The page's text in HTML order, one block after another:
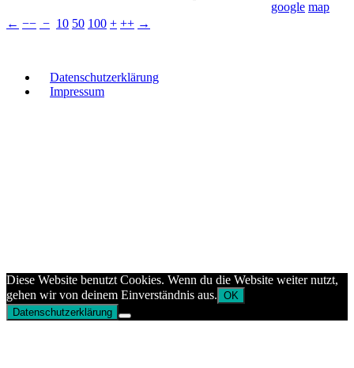
← −− − 10 50 100 + ++ →
Datenschutzerklärung
Impressum
Diese Website benutzt Cookies. Wenn du die Website weiter nutzt,
gehen wir von deinem Einverständnis aus. OK
Datenschutzerklärung